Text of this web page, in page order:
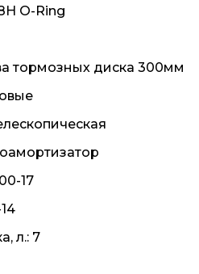
O-Ring
тормозных диска 300мм
17
л.: 7